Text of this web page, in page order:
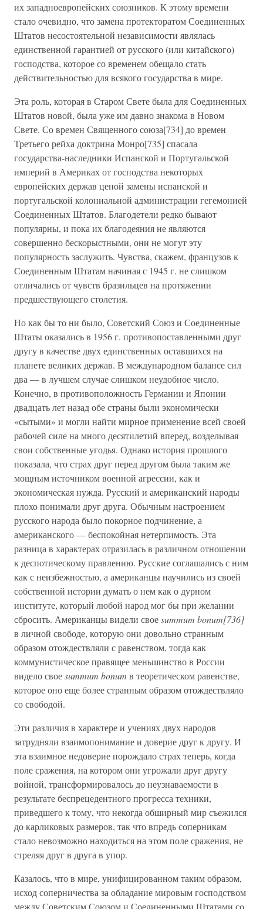
их западноевропейских союзников. К этому времени
стало очевидно, что замена протекторатом Соединенных
Штатов несостоятельной независимости являлась
единственной гарантией от русского (или китайского)
господства, которое со временем обещало стать
действительностью для всякого государства в мире.
Эта роль, которая в Старом Свете была для Соединенных
Штатов новой, была уже им давно знакома в Новом
Свете. Со времен Священного союза[734] до времен
Третьего рейха доктрина Монро[735] спасала
государства-наследники Испанской и Португальской
империй в Америках от господства некоторых
европейских держав ценой замены испанской и
португальской колониальной администрации гегемонией
Соединенных Штатов. Благодетели редко бывают
популярны, и пока их благодеяния не являются
совершенно бескорыстными, они не могут эту
популярность заслужить. Чувства, скажем, французов к
Соединенным Штатам начиная с 1945 г. не слишком
отличались от чувств бразильцев на протяжении
предшествующего столетия.
Но как бы то ни было, Советский Союз и Соединенные
Штаты оказались в 1956 г. противопоставленными друг
другу в качестве двух единственных оставшихся на
планете великих держав. В международном балансе сил
два — в лучшем случае слишком неудобное число.
Конечно, в противоположность Германии и Японии
двадцать лет назад обе страны были экономически
«сытыми» и могли найти мирное применение всей своей
рабочей силе на много десятилетий вперед, возделывая
свои собственные угодья. Однако история прошлого
показала, что страх друг перед другом была таким же
мощным источником военной агрессии, как и
экономическая нужда. Русский и американский народы
плохо понимали друг друга. Обычным настроением
русского народа было покорное подчинение, а
американского — беспокойная нетерпимость. Эта
разница в характерах отразилась в различном отношении
к деспотическому правлению. Русские соглашались с ним
как с неизбежностью, а американцы научились из своей
собственной истории думать о нем как о дурном
институте, который любой народ мог бы при желании
сбросить. Американцы видели своеsummum bonum[736]
в личной свободе, которую они довольно странным
образом отождествляли с равенством, тогда как
коммунистическое правящее меньшинство в России
видело своеsummum bonum в теоретическом равенстве,
которое оно еще более странным образом отождествляло
со свободой.
Эти различия в характере и учениях двух народов
затрудняли взаимопонимание и доверие друг к другу. И
эта взаимное недоверие порождало страх теперь, когда
поле сражения, на котором они угрожали друг другу
войной, трансформировалось до неузнаваемости в
результате беспрецедентного прогресса техники,
приведшего к тому, что некогда обширный мир съежился
до карликовых размеров, так что впредь соперникам
стало невозможно находиться на этом поле сражения, не
стреляя друг в друга в упор.
Казалось, что в мире, унифицированном таким образом,
исход соперничества за обладание мировым господством
между Советским Союзом и Соединенными Штатами со